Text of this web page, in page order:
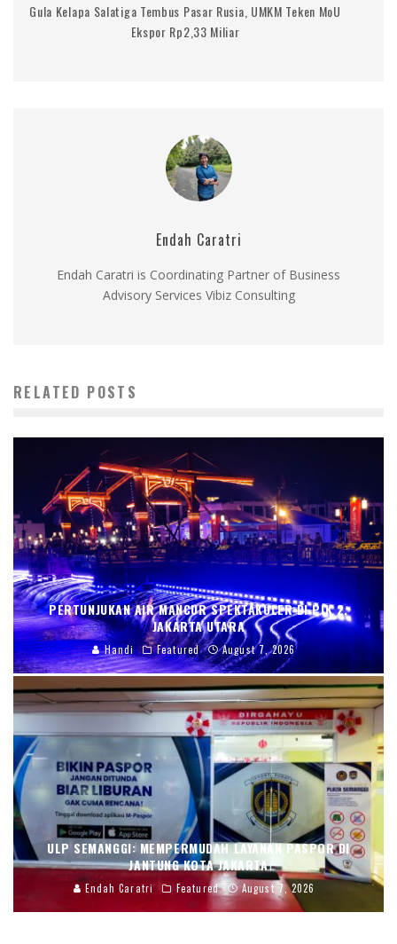
Gula Kelapa Salatiga Tembus Pasar Rusia, UMKM Teken MoU
Ekspor Rp2,33 Miliar
Endah Caratri
Endah Caratri is Coordinating Partner of Business
Advisory Services Vibiz Consulting
RELATED POSTS
PERTUNJUKAN AIR MANCUR SPEKTAKULER DI PIK 2,
JAKARTA UTARA
Handi Featured August 7, 2026
ULP SEMANGGI: MEMPERMUDAH LAYANAN PASPOR DI
JANTUNG KOTA JAKARTA
Endah Caratri Featured August 7, 2026